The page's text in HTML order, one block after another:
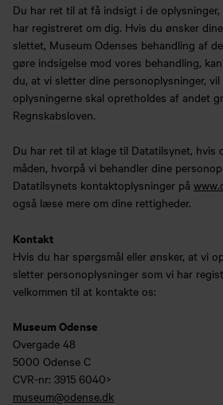
Du har ret til at få indsigt i de
har registreret om dig. Hvis du ønsker
slettet, Museum Odenses behandling af
gøre indsigelse mod vores behandling,
du, at vi sletter dine personoplysninger,
oplysningerne skal opretholdes af andet
Regnskabsloven.
Du har ret til at klage til Datatilsynet, hvis
måden, hvorpå vi behandler dine
Datatilsynets kontaktoplysninger på
også læse mere om dine rettigheder.
Kontakt
Hvis du har spørgsmål eller ønsker, at vi
sletter personoplysninger som vi har
velkommen til at kontakte os:
Museum Odense
Overgade 48
5000 Odense C
CVR-nr: 3915 6040>
museum@odense.dk